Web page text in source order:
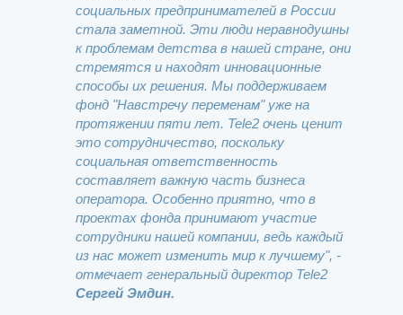
социальных предпринимателей в России
стала заметной. Эти люди неравнодушны
к проблемам детства в нашей стране, они
стремятся и находят инновационные
способы их решения. Мы поддерживаем
фонд "Навстречу переменам" уже на
протяжении пяти лет. Tele2 очень ценит
это сотрудничество, поскольку
социальная ответственность
составляет важную часть бизнеса
оператора. Особенно приятно, что в
проектах фонда принимают участие
сотрудники нашей компании, ведь каждый
из нас может изменить мир к лучшему", -
отмечает генеральный директор Tele2
Сергей Эмдин.